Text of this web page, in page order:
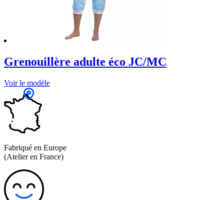
Grenouillère adulte éco JC/MC
Voir le modèle
Fabriqué en Europe
(Atelier en France)